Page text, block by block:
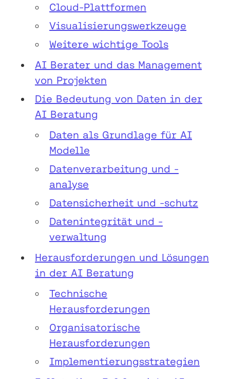
Cloud-Plattformen
Visualisierungswerkzeuge
Weitere wichtige Tools
AI Berater und das Management
von Projekten
Die Bedeutung von Daten in der
AI Beratung
Daten als Grundlage für AI
Modelle
Datenverarbeitung und -
analyse
Datensicherheit und -schutz
Datenintegrität und -
verwaltung
Herausforderungen und Lösungen
in der AI Beratung
Technische
Herausforderungen
Organisatorische
Herausforderungen
Implementierungsstrategien